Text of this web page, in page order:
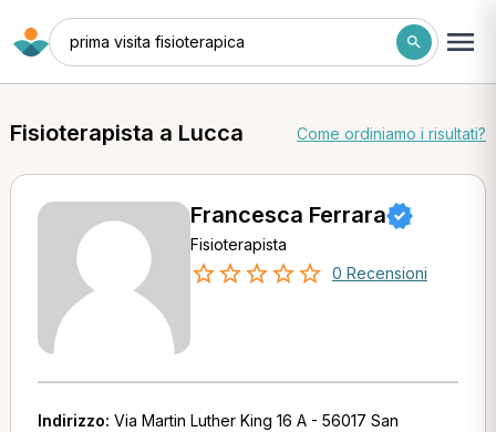
prima visita fisioterapica
Fisioterapista a Lucca Come ordiniamo i risultati?
Francesca Ferrara
Fisioterapista
0 Recensioni
Indirizzo: Via Martin Luther King 16 A - 56017 San